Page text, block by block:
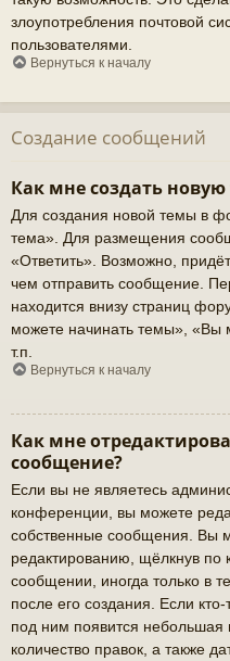
злоупотребления почтовой
пользователями.
Вернуться к началу
Создание сообщений
Как мне создать
Для создания новой темы в
тема». Для размещения
«Ответить». Возможно,
чем отправить сообщение.
находится внизу страниц
можете начинать темы», «Вы
т.п.
Вернуться к началу
Как мне
сообщение?
Если вы не являетесь
конференции, вы можете
собственные сообщения. Вы
редактированию, щёлкнув по
сообщении, иногда только в
после его создания. Если
под ним появится небольшая
количество правок, а также